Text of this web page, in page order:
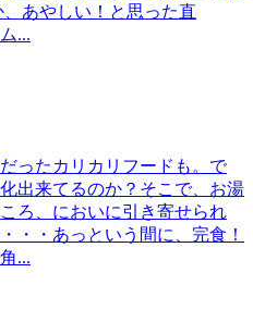
あやしい！と思った直
...
ったカリカリフードも。で
出来てるのか？そこで、お湯
ろ、においに引き寄せられ
・・あっという間に、完食！
...